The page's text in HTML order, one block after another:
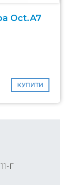
Oct.A7
КУПИТИ
Г